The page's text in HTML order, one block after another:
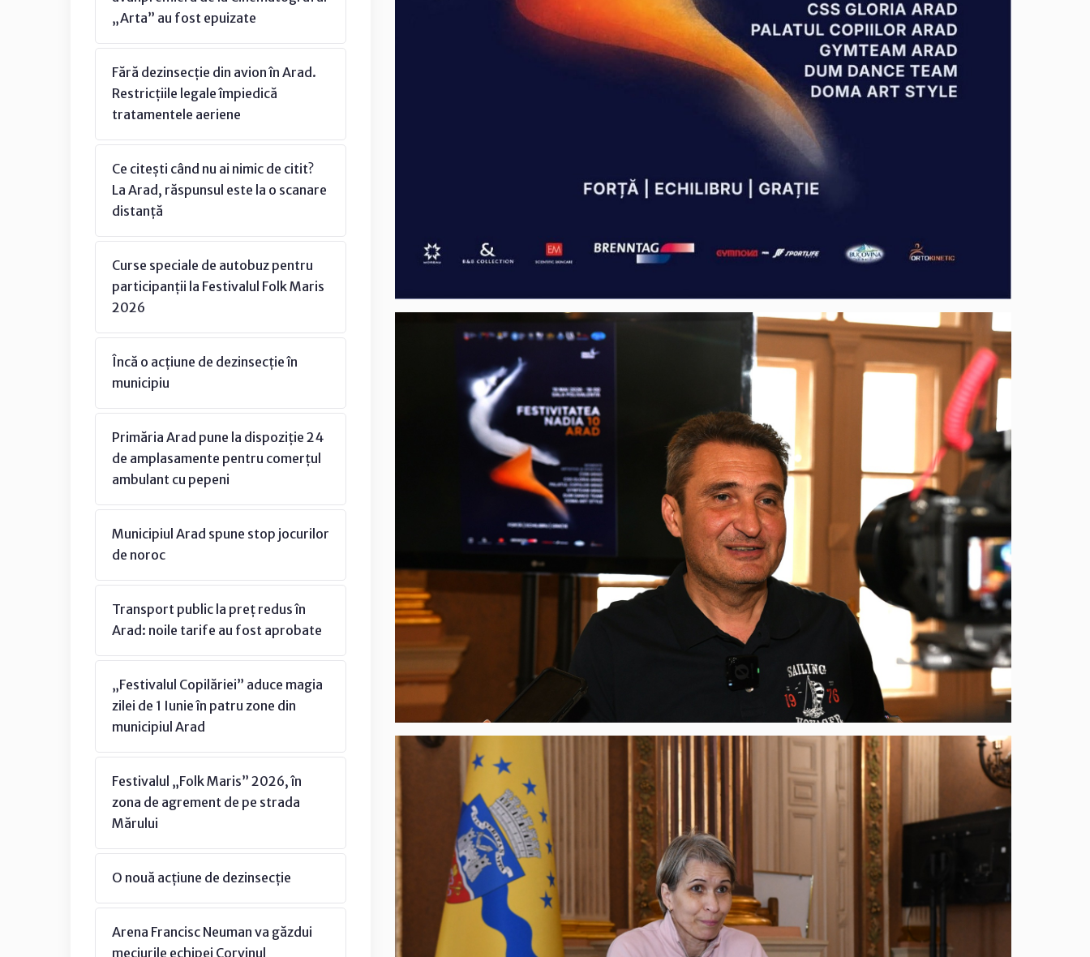
„Arta” au fost epuizate
Fără dezinsecție din avion în Arad.
Restricțiile legale împiedică
tratamentele aeriene
Ce citești când nu ai nimic de citit?
La Arad, răspunsul este la o scanare
distanță
Curse speciale de autobuz pentru
participanții la Festivalul Folk Maris
2026
Încă o acțiune de dezinsecție în
municipiu
Primăria Arad pune la dispoziție 24
de amplasamente pentru comerțul
ambulant cu pepeni
Municipiul Arad spune stop jocurilor
de noroc
Transport public la preț redus în
Arad: noile tarife au fost aprobate
„Festivalul Copilăriei” aduce magia
zilei de 1 Iunie în patru zone din
municipiul Arad
Festivalul „Folk Maris” 2026, în
zona de agrement de pe strada
Mărului
O nouă acțiune de dezinsecție
Arena Francisc Neuman va găzdui
meciurile echipei Corvinul